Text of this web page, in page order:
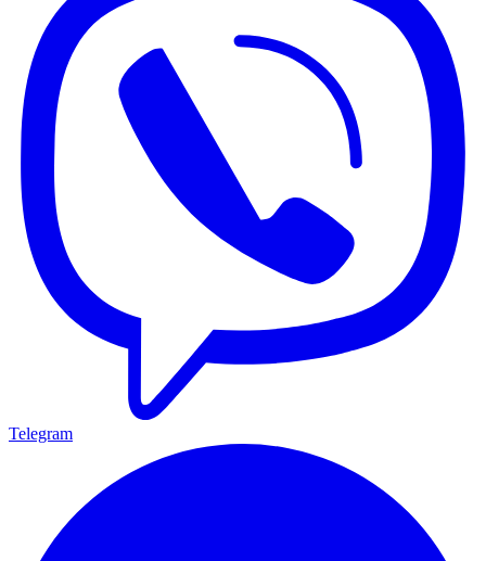
Telegram